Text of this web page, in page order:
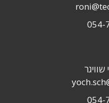
054-
שוויגר
054-